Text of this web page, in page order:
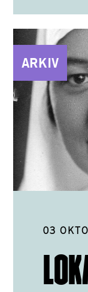
ARKIV
03